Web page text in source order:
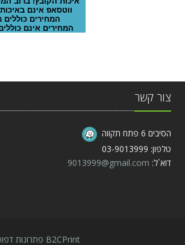
ווטסאפ אינם
המחירים
המחירים אינם
צור קשר
הסיבים 6 פתח תקווה
טלפון: 03-9013999
דוא`ל: 9013999@gmail.com
B2CPrint פתרונות דפוס ועיצוב אונליין